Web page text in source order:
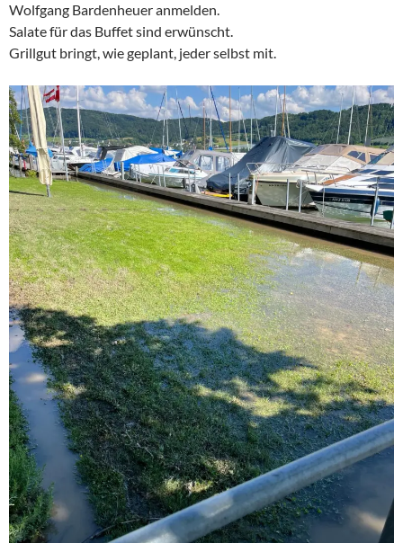
Wolfgang Bardenheuer anmelden.
Salate für das Buffet sind erwünscht.
Grillgut bringt, wie geplant, jeder selbst mit.